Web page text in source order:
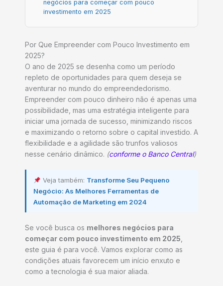
negócios para começar com pouco
investimento em 2025
Por Que Empreender com Pouco Investimento em
2025?
O ano de 2025 se desenha como um período
repleto de oportunidades para quem deseja se
aventurar no mundo do empreendedorismo.
Empreender com pouco dinheiro não é apenas uma
possibilidade, mas uma estratégia inteligente para
iniciar uma jornada de sucesso, minimizando riscos
e maximizando o retorno sobre o capital investido. A
flexibilidade e a agilidade são trunfos valiosos
nesse cenário dinâmico. (conforme o Banco Central)
Veja também: Transforme Seu Pequeno
Negócio: As Melhores Ferramentas de
Automação de Marketing em 2024
Se você busca os melhores negócios para
começar com pouco investimento em 2025,
este guia é para você. Vamos explorar como as
condições atuais favorecem um início enxuto e
como a tecnologia é sua maior aliada.